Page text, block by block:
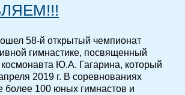
58-й открытый чемпионат
гимнастике, посвященный
Ю.А. Гагарина, который
2019 г. В соревнованиях
более 100 юных гимнастов и